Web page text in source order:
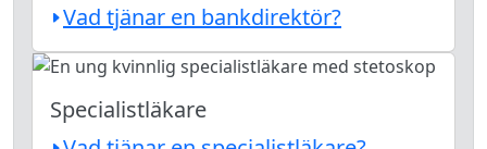
Vad tjänar en bankdirektör?
Specialistläkare